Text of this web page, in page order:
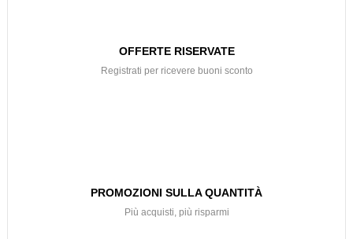
OFFERTE RISERVATE
Registrati per ricevere buoni sconto
PROMOZIONI SULLA QUANTITÀ
Più acquisti, più risparmi